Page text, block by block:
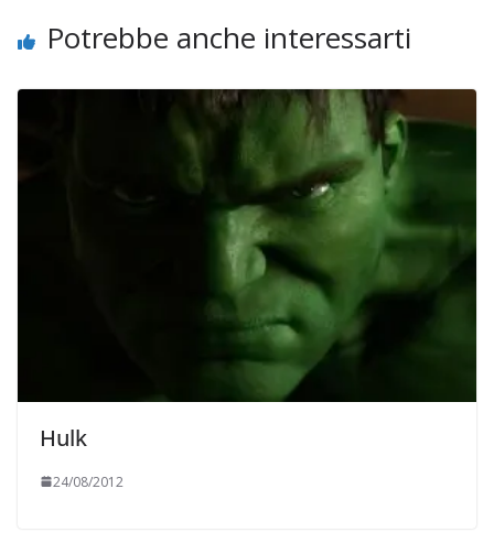
Potrebbe anche interessarti
Hulk
24/08/2012